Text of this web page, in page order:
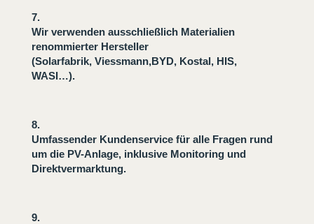
7.
Wir verwenden ausschließlich Materialien
renommierter Hersteller
(Solarfabrik, Viessmann,BYD, Kostal, HIS,
WASI…).
8.
Umfassender Kundenservice für alle Fragen rund
um die PV-Anlage, inklusive Monitoring und
Direktvermarktung.
9.